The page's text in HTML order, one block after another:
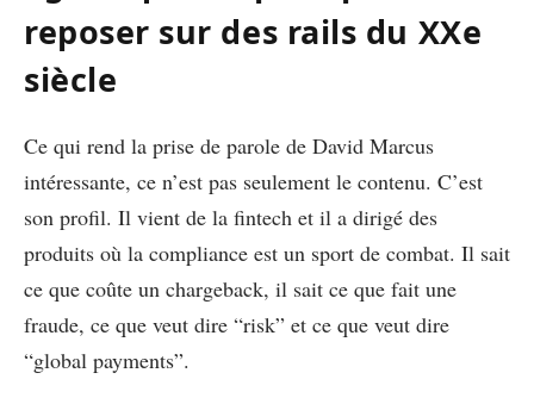
reposer sur des rails du XXe
siècle
Ce qui rend la prise de parole de David Marcus
intéressante, ce n’est pas seulement le contenu. C’est
son profil. Il vient de la fintech et il a dirigé des
produits où la compliance est un sport de combat. Il sait
ce que coûte un chargeback, il sait ce que fait une
fraude, ce que veut dire “risk” et ce que veut dire
“global payments”.